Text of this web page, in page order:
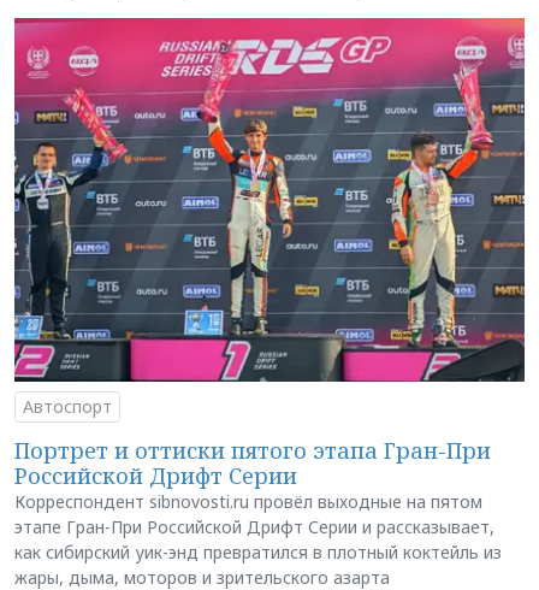
Автоспорт
Портрет и оттиски пятого этапа Гран-При
Российской Дрифт Серии
Корреспондент sibnovosti.ru провёл выходные на пятом
этапе Гран-При Российской Дрифт Серии и рассказывает,
как сибирский уик-энд превратился в плотный коктейль из
жары, дыма, моторов и зрительского азарта